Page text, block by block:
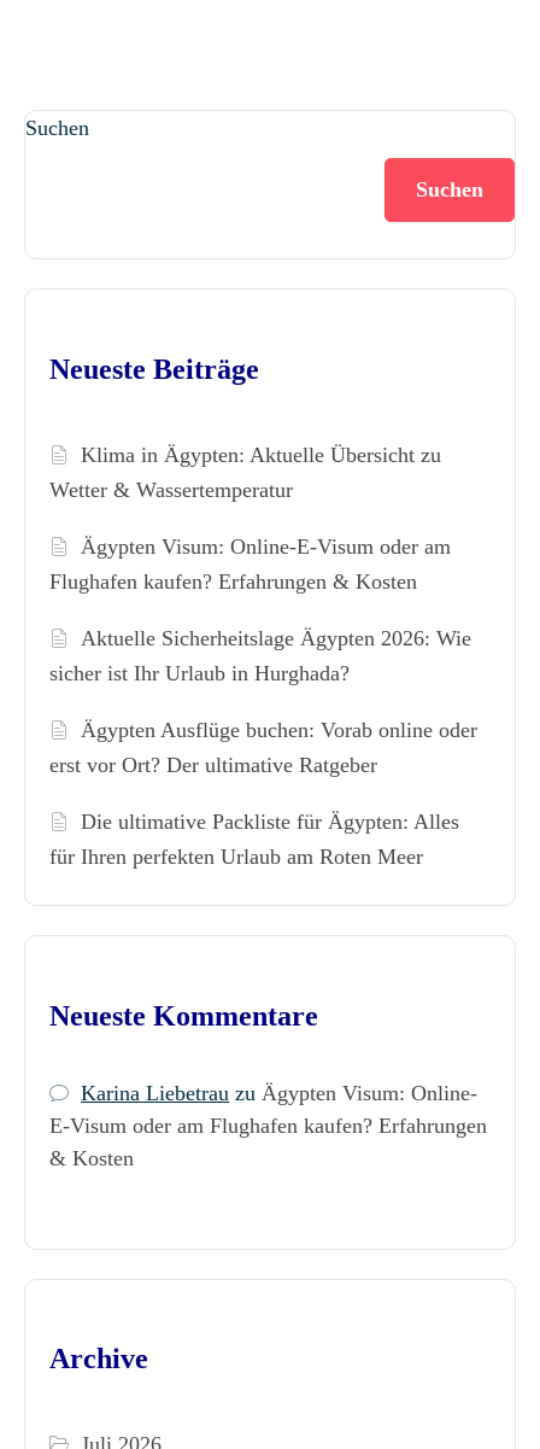
Suchen
Suchen
Neueste Beiträge
Klima in Ägypten: Aktuelle Übersicht zu
Wetter & Wassertemperatur
Ägypten Visum: Online-E-Visum oder am
Flughafen kaufen? Erfahrungen & Kosten
Aktuelle Sicherheitslage Ägypten 2026: Wie
sicher ist Ihr Urlaub in Hurghada?
Ägypten Ausflüge buchen: Vorab online oder
erst vor Ort? Der ultimative Ratgeber
Die ultimative Packliste für Ägypten: Alles
für Ihren perfekten Urlaub am Roten Meer
Neueste Kommentare
Karina Liebetrau zu Ägypten Visum: Online-
E-Visum oder am Flughafen kaufen? Erfahrungen
& Kosten
Archive